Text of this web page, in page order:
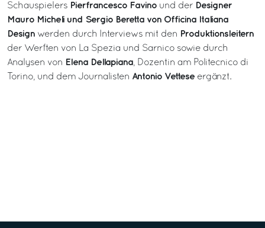
Schauspielers Pierfrancesco Favino und der Designer
Mauro Micheli und Sergio Beretta von Officina Italiana
Design werden durch Interviews mit den Produktionsleitern
der Werften von La Spezia und Sarnico sowie durch
Analysen von Elena Dellapiana , Dozentin am Politecnico di
Torino, und dem Journalisten Antonio Vettese ergänzt.